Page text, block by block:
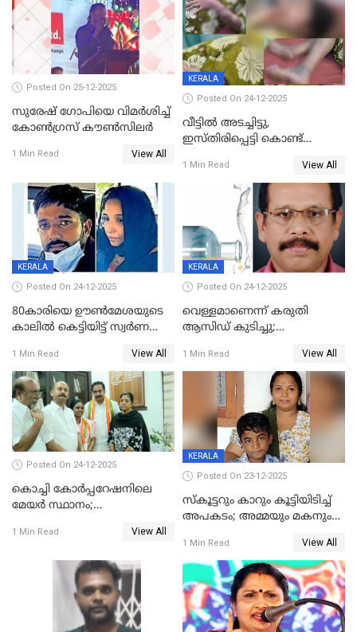
Posted On 25-12-2025
സുരേഷ് ഗോപിയെ വിമര്‍ശിച്ച്
കോണ്‍ഗ്രസ് കൗണ്‍സിലര്‍
1 Min Read View All
KERALA
Posted On 24-12-2025
വീട്ടിൽ അടച്ചിട്ടു,
ഇസ്തിരിപ്പെട്ടി കൊണ്ട്
ഗർഭിണിയായ യുവതിക്ക് ക്രൂര
1 Min Read View All
KERALA
Posted On 24-12-2025
80കാരിയെ ഊൺമേശയുടെ
കാലിൽ കെട്ടിയിട്ട് സ്വർണവും
കൊച്ചുമകനും സുഹൃത്തും
അറസ്റ്റിൽ
1 Min Read View All
KERALA
Posted On 24-12-2025
വെള്ളമാണെന്ന് കരുതി
ആസിഡ് കുടിച്ചു;
മരിച്ചു
1 Min Read View All
Posted On 24-12-2025
കൊച്ചി കോര്‍പ്പറേഷനിലെ
മേയര്‍ സ്ഥാനം;
രൂക്ഷം
1 Min Read View All
KERALA
Posted On 23-12-2025
സ്കൂട്ടറും കാറും കൂട്ടിയിടിച്ച്
അപകടം; അമ്മയും മകനും
ഗുരുതരാവസ്ഥയിൽ
1 Min Read View All